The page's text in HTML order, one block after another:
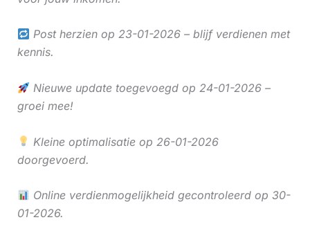
Post herzien op 23-01-2026 – blijf verdienen met
kennis.
Nieuwe update toegevoegd op 24-01-2026 –
groei mee!
Kleine optimalisatie op 26-01-2026
doorgevoerd.
Online verdienmogelijkheid gecontroleerd op 30-
01-2026.